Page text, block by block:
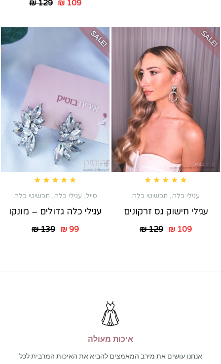
₪129 ₪109
SALE!
עגילי כלה, תכשיטי כלה
עגילי חישוק גס זרקונים
₪129 ₪109
SALE!
סייל, עגילי כלה, תכשיטי כלה
עגילי כלה גדולים – מונקו
₪139 ₪99
איכות מעולה
אנחנו עושים את מירב המאמצים להביא את האיכות המרבית לכל